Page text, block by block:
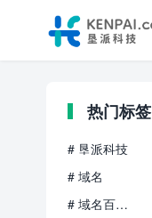
热门标签
# 垦派科技
# 域名
# 域名百科知识